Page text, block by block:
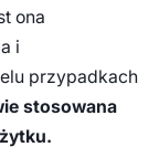
ona
i
przypadkach
stosowana